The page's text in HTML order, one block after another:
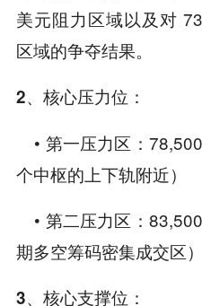
美元阻力区域以及对
区域的争夺结果。
2、核心压力位：
• 第一压力区：
个中枢的上下轨附近）
• 第二压力区：
期多空筹码密集成交区）
3、核心支撑位：